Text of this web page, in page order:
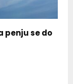
penju se do